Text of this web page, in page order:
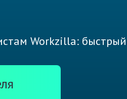
Workzilla: быстрый